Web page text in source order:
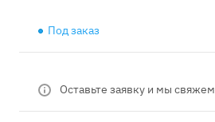
Под заказ
Оставьте заявку и мы